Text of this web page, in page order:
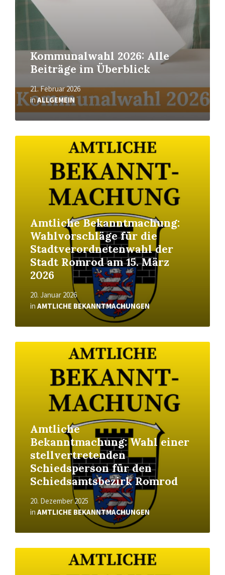
Kommunalwahl 2026: Alle
Beiträge im Überblick
21. Februar 2026
inALLGEMEIN
Amtliche Bekanntmachung:
Wahlvorschläge für die
Stadtverordnetenwahl der
Stadt Romrod am 15. März
2026
20. Januar 2026
in AMTLICHE BEKANNTMACHUNGEN
Read
Amtliche
Bekanntmachung: Wahl einer
stellvertretenden
Schiedsperson für den
Schiedsamtsbezirk Romrod
20. Dezember 2025
in AMTLICHE BEKANNTMACHUNGEN
Read
Read